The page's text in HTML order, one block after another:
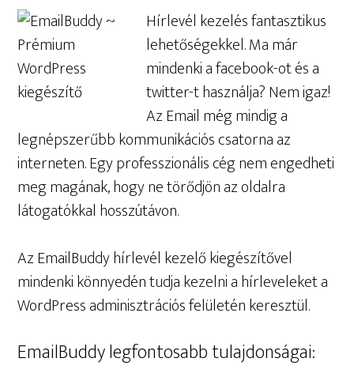
Hírlevél kezelés fantasztikus
lehetőségekkel. Ma már
mindenki a facebook-ot és a
twitter-t használja? Nem igaz!
Az Email még mindig a
legnépszerűbb kommunikációs csatorna az
interneten. Egy professzionális cég nem engedheti
meg magának, hogy ne törődjön az oldalra
látogatókkal hosszútávon.
Az EmailBuddy hírlevél kezelő kiegészítővel
mindenki könnyedén tudja kezelni a hírleveleket a
WordPress adminisztrációs felületén keresztül.
EmailBuddy legfontosabb tulajdonságai: